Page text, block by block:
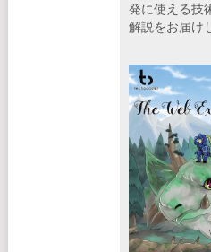
発に使える技
解説をお届け